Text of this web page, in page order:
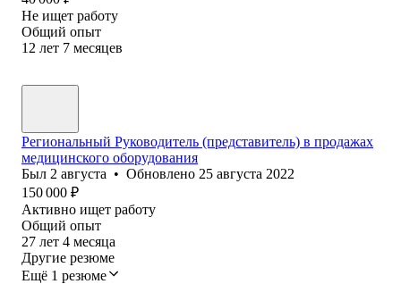
Не ищет работу
Общий опыт
12 лет 7 месяцев
Региональный Руководитель (представитель) в продажах
медицинского оборудования
Был 2 августа • Обновлено 25 августа 2022
150 000 ₽
Активно ищет работу
Общий опыт
27 лет 4 месяца
Другие резюме
Ещё 1 резюме